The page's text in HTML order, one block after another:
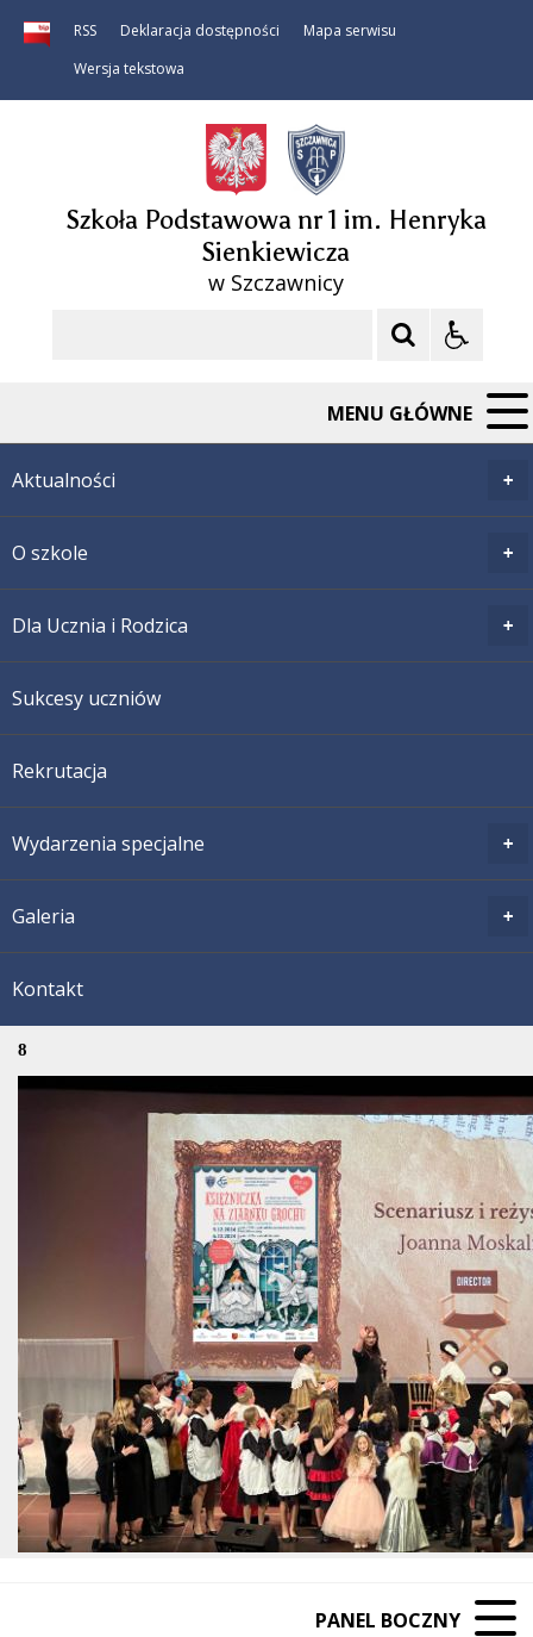
RSS Deklaracja dostępności
Mapa serwisu
Wersja tekstowa
Szkoła Podstawowa nr 1 im. Henryka
Sienkiewicza
w Szczawnicy
MENU GŁÓWNE
Aktualności
O szkole
Dla Ucznia i Rodzica
Sukcesy uczniów
Rekrutacja
Wydarzenia specjalne
Galeria
Kontakt
8
PANEL BOCZNY